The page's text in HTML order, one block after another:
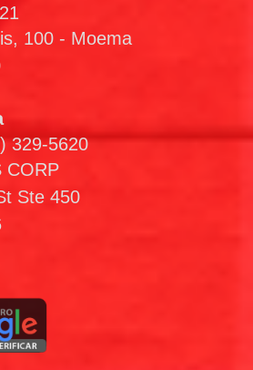
100 - Moema
329-5620
CORP
Ste 450